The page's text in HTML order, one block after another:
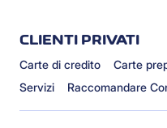
CLIENTI PRIVATI
Carte di credito Carte
Servizi
Raccomandare